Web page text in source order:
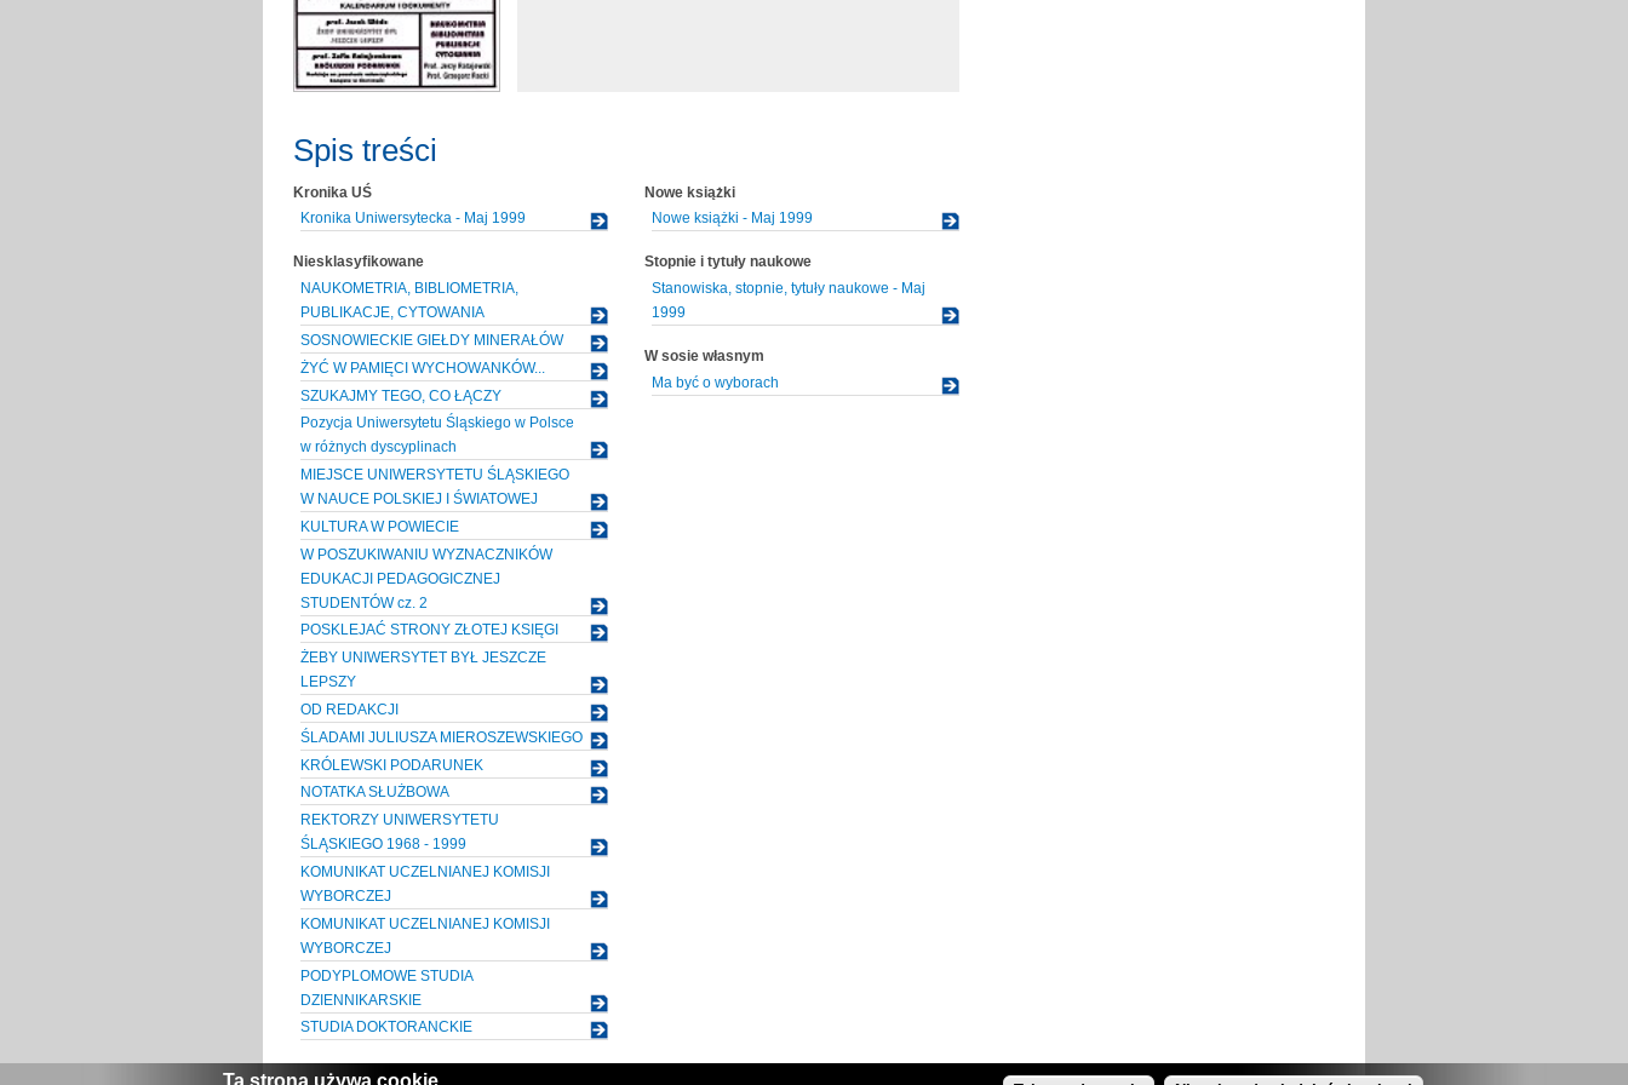
Spis treści
Kronika UŚ
Kronika Uniwersytecka - Maj 1999
Niesklasyfikowane
NAUKOMETRIA, BIBLIOMETRIA,
PUBLIKACJE, CYTOWANIA
SOSNOWIECKIE GIEŁDY MINERAŁÓW
ŻYĆ W PAMIĘCI WYCHOWANKÓW...
SZUKAJMY TEGO, CO ŁĄCZY
Pozycja Uniwersytetu Śląskiego w Polsce
w różnych dyscyplinach
MIEJSCE UNIWERSYTETU ŚLĄSKIEGO
W NAUCE POLSKIEJ I ŚWIATOWEJ
KULTURA W POWIECIE
W POSZUKIWANIU WYZNACZNIKÓW
EDUKACJI PEDAGOGICZNEJ
STUDENTÓW cz. 2
POSKLEJAĆ STRONY ZŁOTEJ KSIĘGI
ŻEBY UNIWERSYTET BYŁ JESZCZE
LEPSZY
OD REDAKCJI
ŚLADAMI JULIUSZA MIEROSZEWSKIEGO
KRÓLEWSKI PODARUNEK
NOTATKA SŁUŻBOWA
REKTORZY UNIWERSYTETU
ŚLĄSKIEGO 1968 - 1999
KOMUNIKAT UCZELNIANEJ KOMISJI
WYBORCZEJ
KOMUNIKAT UCZELNIANEJ KOMISJI
WYBORCZEJ
PODYPLOMOWE STUDIA
DZIENNIKARSKIE
STUDIA DOKTORANCKIE
Nowe książki
Nowe książki - Maj 1999
Stopnie i tytuły naukowe
Stanowiska, stopnie, tytuły naukowe - Maj
1999
W sosie własnym
Ma być o wyborach
Ta strona używa cookie